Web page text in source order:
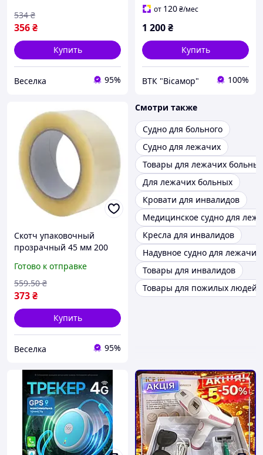
356₴
534 ₴
Купить
Веселка 95%
от 120₴/мес
1 200₴
Купить
ВТК "Вісамор" 100%
Скотч упаковочный
прозрачный 45 мм 200
упаковки товаров и
бытовых нужд FLAME
Готово к отправке
373₴
559.50 ₴
Купить
Веселка 95%
Смотри также
Судно для больного
Судно для лежачих
Товары для лежачих больных
Для лежачих больных
Кровати для инвалидов
Медицинское судно для
Кресла для инвалидов
Надувное судно для
Товары для инвалидов
Товары для пожилых людей